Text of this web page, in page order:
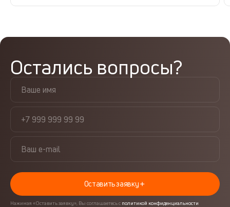
Остались вопросы?
Оставить заявку
Нажимая «Оставить заявку», Вы соглашаетесь с политикой конфиденциальности